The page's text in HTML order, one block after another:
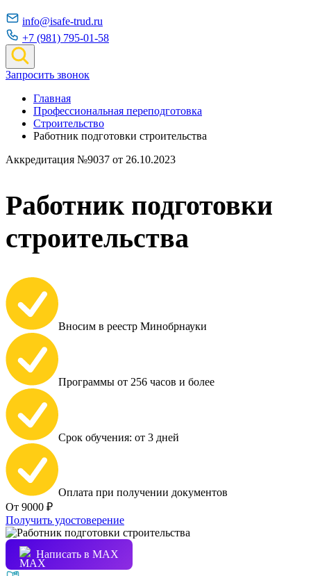
info@isafe-trud.ru
+7 (981) 795-01-58
Запросить звонок
Главная
Профессиональная переподготовка
Строительство
Работник подготовки строительства
Аккредитация №9037 от 26.10.2023
Работник подготовки
строительства
Вносим в реестр Минобрнауки
Программы от 256 часов и более
Срок обучения: от 3 дней
Оплата при получении документов
От 9000 ₽
Получить удостоверение
Написать в МАХ